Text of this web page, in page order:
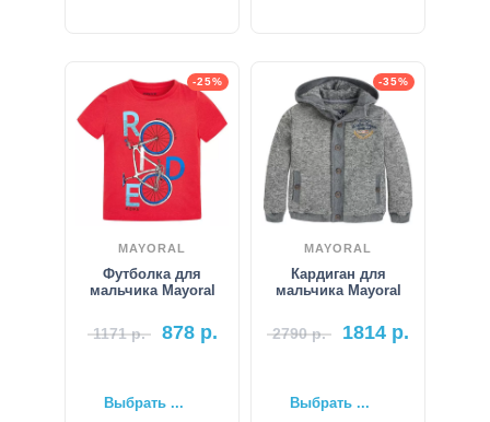
-25%
MAYORAL
Футболка для
мальчика Mayoral
1171р. 878р.
Выбрать ...
-35%
MAYORAL
Кардиган для
мальчика Mayoral
2790р. 1814 р.
Выбрать ...